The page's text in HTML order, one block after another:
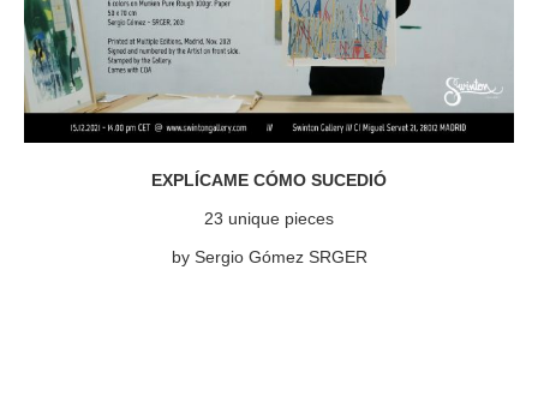
EXPLÍCAME CÓMO SUCEDIÓ
23 unique pieces
by Sergio Gómez SRGER